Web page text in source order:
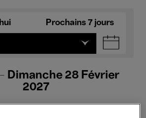
Prochains 7 jours
- Dimanche 28 Février
2027